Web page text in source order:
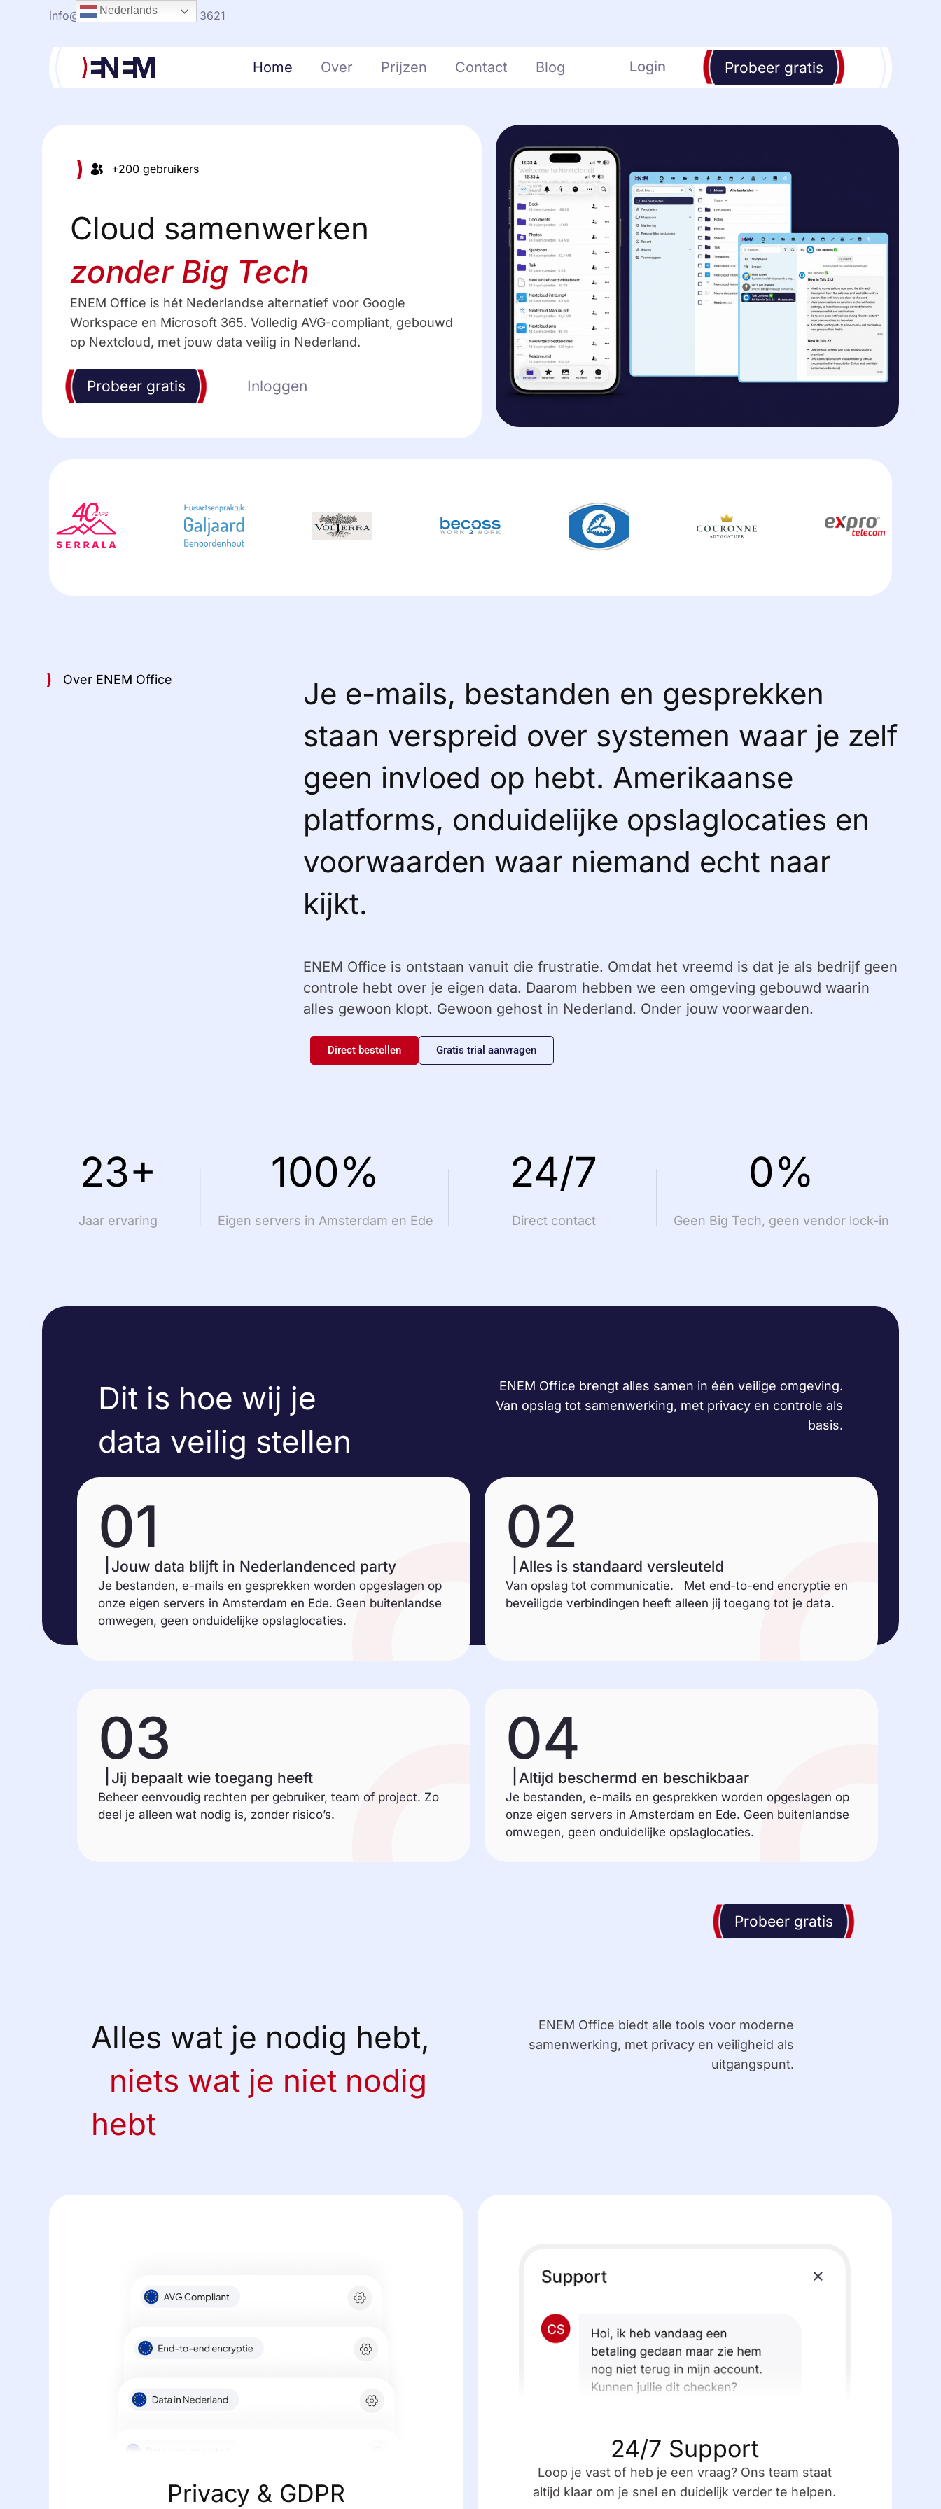
info@enem.nl+31(0)20-330 3621
Home Over Prijzen Contact Blog Login Probeer gratis
+200 gebruikers
Cloud samenwerken
zonder Big Tech
ENEM Office is hét Nederlandse alternatief voor Google
Workspace en Microsoft 365. Volledig AVG-compliant, gebouwd
op Nextcloud, met jouw data veilig in Nederland.
Probeer gratis Inloggen
Over ENEM Office
Je e-mails, bestanden en gesprekken
staan verspreid over systemen waar je zelf
geen invloed op hebt. Amerikaanse
platforms, onduidelijke opslaglocaties en
voorwaarden waar niemand echt naar
kijkt.
ENEM Office is ontstaan vanuit die frustratie. Omdat het vreemd is dat je als bedrijf geen
controle hebt over je eigen data. Daarom hebben we een omgeving gebouwd waarin
alles gewoon klopt. Gewoon gehost in Nederland. Onder jouw voorwaarden.
Direct bestellen Gratis trial aanvragen
23+
Jaar ervaring
100%
Eigen servers in Amsterdam en Ede
24/7
Direct contact
0%
Geen Big Tech, geen vendor lock-in
Dit is hoe wij je
data veilig stellen
ENEM Office brengt alles samen in één veilige omgeving.
Van opslag tot samenwerking, met privacy en controle als
basis.
01
Jouw data blijft in Nederlandenced party
Je bestanden, e-mails en gesprekken worden opgeslagen op
onze eigen servers in Amsterdam en Ede. Geen buitenlandse
omwegen, geen onduidelijke opslaglocaties.
02
Alles is standaard versleuteld
Van opslag tot communicatie. Met end-to-end encryptie en
beveiligde verbindingen heeft alleen jij toegang tot je data.
03
Jij bepaalt wie toegang heeft
Beheer eenvoudig rechten per gebruiker, team of project. Zo
deel je alleen wat nodig is, zonder risico’s.
04
Altijd beschermd en beschikbaar
Je bestanden, e-mails en gesprekken worden opgeslagen op
onze eigen servers in Amsterdam en Ede. Geen buitenlandse
omwegen, geen onduidelijke opslaglocaties.
Probeer gratis
Alles wat je nodig hebt,
niets wat je niet nodig
hebt
ENEM Office biedt alle tools voor moderne
samenwerking, met privacy en veiligheid als
uitgangspunt.
Privacy & GDPR
24/7 Support
Loop je vast of heb je een vraag? Ons team staat
altijd klaar om je snel en duidelijk verder te helpen.
Nederlands